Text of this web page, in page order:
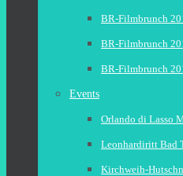
BR-Filmbrunch
BR-Filmbrunch
BR-Filmbrunch
Events
Orlando di Lasso
Leonhardiritt Bad
Kirchweih-